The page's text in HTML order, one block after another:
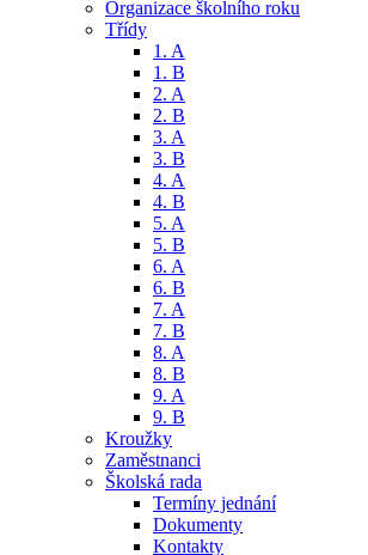
Organizace školního roku
Třídy
1. A
1. B
2. A
2. B
3. A
3. B
4. A
4. B
5. A
5. B
6. A
6. B
7. A
7. B
8. A
8. B
9. A
9. B
Kroužky
Zaměstnanci
Školská rada
Termíny jednání
Dokumenty
Kontakty